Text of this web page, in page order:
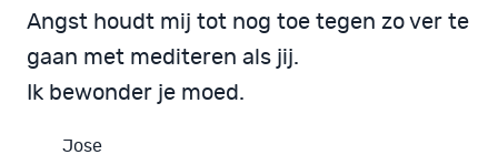
Angst houdt mij tot nog toe tegen zo ver te
gaan met mediteren als jij.
Ik bewonder je moed.
Jose